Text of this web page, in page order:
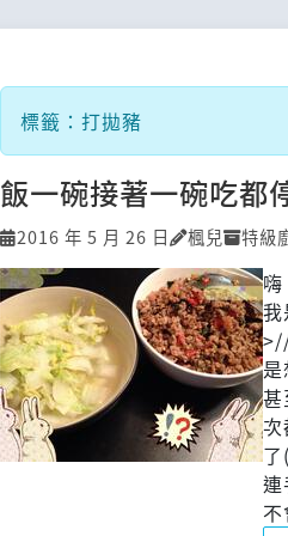
標籤：打拋豬
飯一碗接著一碗吃都
2016 年 5 月 26 日 楓兒 特級